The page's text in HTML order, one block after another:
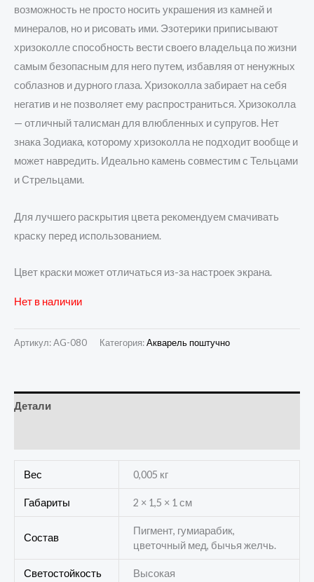
возможность не просто носить украшения из камней и
минералов, но и рисовать ими. Эзотерики приписывают
хризоколле способность вести своего владельца по жизни
самым безопасным для него путем, избавляя от ненужных
соблазнов и дурного глаза. Хризоколла забирает на себя
негатив и не позволяет ему распространиться. Хризоколла
— отличный талисман для влюбленных и супругов. Нет
знака Зодиака, которому хризоколла не подходит вообще и
может навредить. Идеально камень совместим с Тельцами
и Стрельцами.
Для лучшего раскрытия цвета рекомендуем смачивать
краску перед использованием.
Цвет краски может отличаться из-за настроек экрана.
Нет в наличии
Артикул:AG-080 Категория:Акварель поштучно
Детали
Вес 0,005 кг
Габариты 2 × 1,5 × 1 см
Состав
Пигмент, гумиарабик,
цветочный мед, бычья желчь.
Светостойкость Высокая